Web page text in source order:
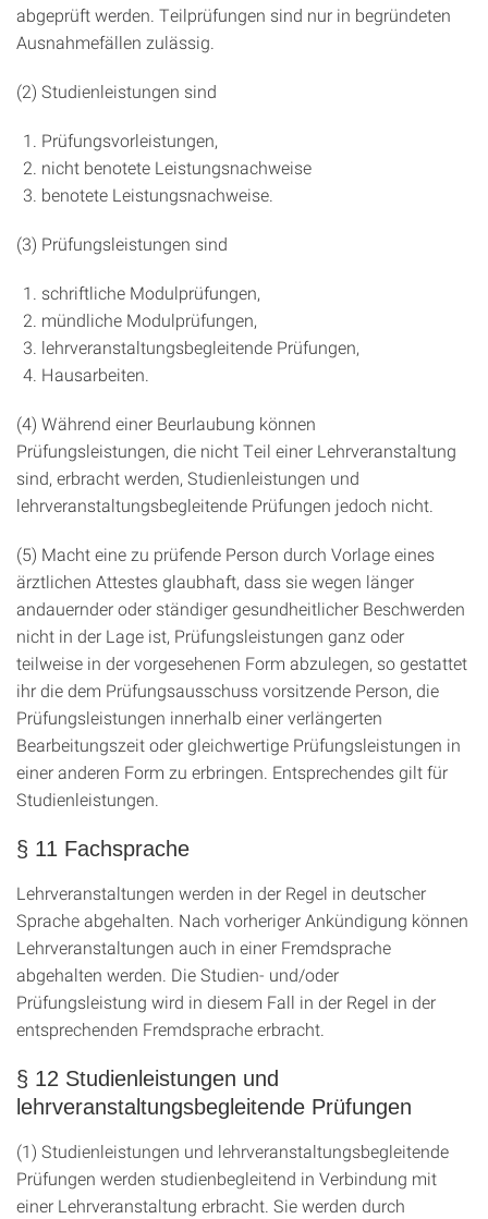
abgeprüft werden. Teilprüfungen sind nur in begründeten
Ausnahmefällen zulässig.
(2) Studienleistungen sind
Prüfungsvorleistungen,
nicht benotete Leistungsnachweise
benotete Leistungsnachweise.
(3) Prüfungsleistungen sind
schriftliche Modulprüfungen,
mündliche Modulprüfungen,
lehrveranstaltungsbegleitende Prüfungen,
Hausarbeiten.
(4) Während einer Beurlaubung können
Prüfungsleistungen, die nicht Teil einer Lehrveranstaltung
sind, erbracht werden, Studienleistungen und
lehrveranstaltungsbegleitende Prüfungen jedoch nicht.
(5) Macht eine zu prüfende Person durch Vorlage eines
ärztlichen Attestes glaubhaft, dass sie wegen länger
andauernder oder ständiger gesundheitlicher Beschwerden
nicht in der Lage ist, Prüfungsleistungen ganz oder
teilweise in der vorgesehenen Form abzulegen, so gestattet
ihr die dem Prüfungsausschuss vorsitzende Person, die
Prüfungsleistungen innerhalb einer verlängerten
Bearbeitungszeit oder gleichwertige Prüfungsleistungen in
einer anderen Form zu erbringen. Entsprechendes gilt für
Studienleistungen.
§ 11 Fachsprache
Lehrveranstaltungen werden in der Regel in deutscher
Sprache abgehalten. Nach vorheriger Ankündigung können
Lehrveranstaltungen auch in einer Fremdsprache
abgehalten werden. Die Studien- und/oder
Prüfungsleistung wird in diesem Fall in der Regel in der
entsprechenden Fremdsprache erbracht.
§ 12 Studienleistungen und
lehrveranstaltungsbegleitende Prüfungen
(1) Studienleistungen und lehrveranstaltungsbegleitende
Prüfungen werden studienbegleitend in Verbindung mit
einer Lehrveranstaltung erbracht. Sie werden durch